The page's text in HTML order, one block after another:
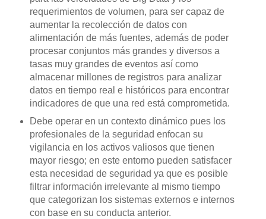
requerimientos de volumen, para ser capaz de
aumentar la recolección de datos con
alimentación de más fuentes, además de poder
procesar conjuntos más grandes y diversos a
tasas muy grandes de eventos así como
almacenar millones de registros para analizar
datos en tiempo real e históricos para encontrar
indicadores de que una red está comprometida.
Debe operar en un contexto dinámico pues los
profesionales de la seguridad enfocan su
vigilancia en los activos valiosos que tienen
mayor riesgo; en este entorno pueden satisfacer
esta necesidad de seguridad ya que es posible
filtrar información irrelevante al mismo tiempo
que categorizan los sistemas externos e internos
con base en su conducta anterior.